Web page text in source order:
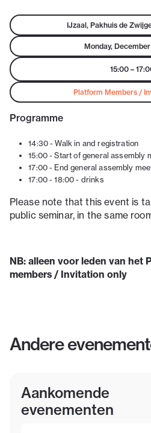
Programme
14:30 - Walk in and registration
15:00 - Start of general assembly
17:00 - End general assembly
17:00 - 18:00 - drinks
Please note that this event is
public seminar, in the same
NB: alleen voor leden van het
members / Invitation only
IJzaal, Pakhuis de
Monday,
15:00 –
Platform Members /
Andere
Aankomende
evenementen